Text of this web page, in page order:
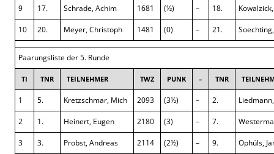
9 17. Schrade, Achim 1681 (½) – 18.
10 20. Meyer, Christoph 1481 (0) – 21.
Paarungsliste der 5. Runde
TI TNR TEILNEHMER TWZ PUNK – TNR
1 5. Kretzschmar, Mich 2093 (3½) – 2.
2 1. Heinert, Eugen 2180 (3) – 7.
3 3. Probst, Andreas 2114 (2½) – 9. Ophüls,